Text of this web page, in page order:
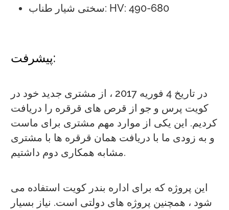
سختی شیار طناب: HV: 490-680
پیشرفت:
در تاریخ 4 فوریه 2017 ، از مشتری جدید خود در
کویت پرس و جو از قرص های قرقره را دریافت
کردیم. این یکی از موارد مهم مشتری برای ماست
و به زودی ما با دریافت همان قرقره ها با مشتری
مشابه همکاری دوم داشتیم.
این پروژه که برای اداره بندر کویت استفاده می
شود ، همچنین پروژه های دولتی است. نیاز بسیار